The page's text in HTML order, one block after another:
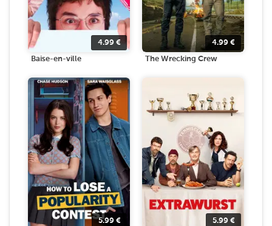
4.99 €
Baise-en-ville
4.99 €
The Wrecking Crew
5.99 € 5.99 €